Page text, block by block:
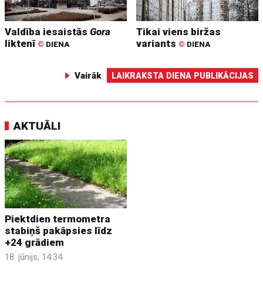
Valdība iesaistāsGora
liktenī © DIENA
Tikai viens biržas
variants © DIENA
Vairāk LAIKRAKSTA DIENA PUBLIKĀCIJAS
AKTUĀLI
Piektdien termometra
stabiņš pakāpsies līdz
+24 grādiem
18. jūnijs, 14:34